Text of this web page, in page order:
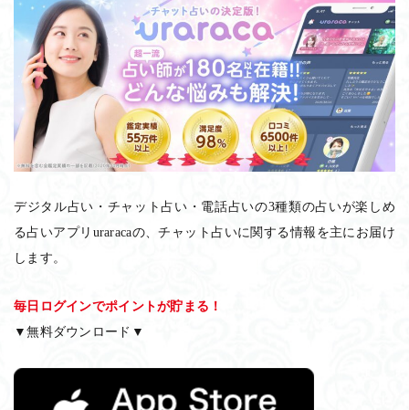
デジタル占い・チャット占い・電話占いの3種類の占いが楽しめ
る占いアプリuraracaの、チャット占いに関する情報を主にお届け
します。
毎日ログインでポイントが貯まる！
▼無料ダウンロード▼